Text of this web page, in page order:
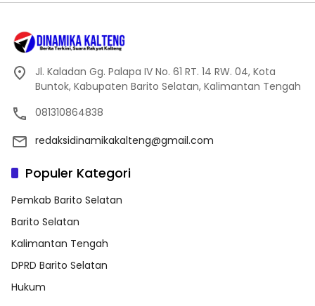
Jl. Kaladan Gg. Palapa IV No. 61 RT. 14 RW. 04, Kota
Buntok, Kabupaten Barito Selatan, Kalimantan Tengah
081310864838
redaksidinamikakalteng@gmail.com
Populer Kategori
Pemkab Barito Selatan
Barito Selatan
Kalimantan Tengah
DPRD Barito Selatan
Hukum